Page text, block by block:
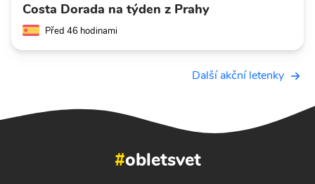
Costa Dorada na týden z Prahy
Před 46 hodinami
Další akční letenky
#obletsvet